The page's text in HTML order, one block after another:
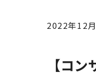
2022年12
【コ